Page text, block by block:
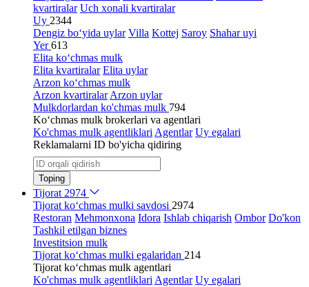
kvartiralar Uch xonali kvartiralar
Uy 2344
Dengiz bo‘yida uylar Villa Kottej Saroy Shahar uyi
Yer613
Elita ko‘chmas mulk
Elita kvartiralar Elita uylar
Arzon ko‘chmas mulk
Arzon kvartiralar Arzon uylar
Mulkdorlardan ko'chmas mulk 794
Ko‘chmas mulk brokerlari va agentlari
Ko'chmas mulk agentliklari Agentlar Uy egalari
Reklamalarni ID bo'yicha qidiring
Toping
Tijorat 2974
Tijorat ko‘chmas mulki savdosi 2974
Restoran Mehmonxona Idora Ishlab chiqarish Ombor Do'kon
Tashkil etilgan biznes
Investitsion mulk
Tijorat ko‘chmas mulki egalaridan 214
Tijorat ko‘chmas mulk agentlari
Ko'chmas mulk agentliklari Agentlar Uy egalari